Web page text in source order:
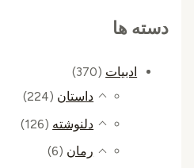
دسته ها
ادبیات (370)
داستان (224)
دلنوشته (126)
رمان (6)